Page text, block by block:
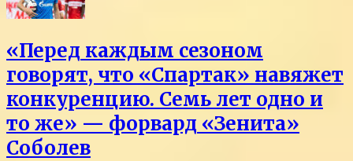
«Перед каждым сезоном
говорят, что «Спартак» навяжет
конкуренцию. Семь лет одно и
то же» — форвард «Зенита»
Соболев